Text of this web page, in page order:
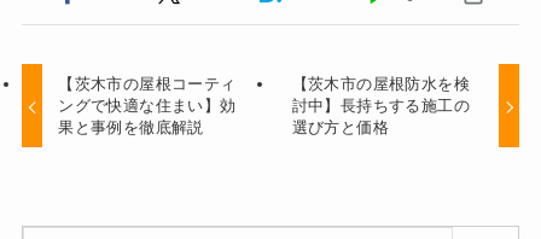
【茨木市の屋根コーティ
ングで快適な住まい】効
果と事例を徹底解説
【茨木市の屋根防水を検
討中】長持ちする施工の
選び方と価格